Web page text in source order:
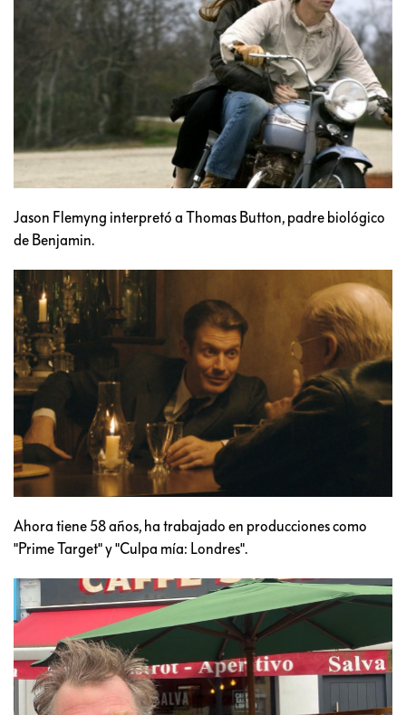
Jason Flemyng interpretó a Thomas Button, padre biológico
de Benjamin.
Ahora tiene 58 años, ha trabajado en producciones como
"Prime Target" y "Culpa mía: Londres".